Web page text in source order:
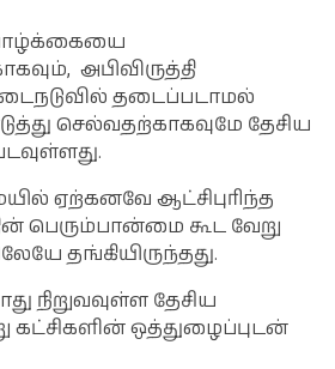
அபிவிருத்தி
தடைப்படாமல்
செல்வதற்காகவுமே தேசிய
ஏற்கனவே ஆட்சிபுரிந்த
பெரும்பான்மை கூட வேறு
தங்கியிருந்தது.
நிறுவவுள்ள தேசிய
ஒத்துழைப்புடன்